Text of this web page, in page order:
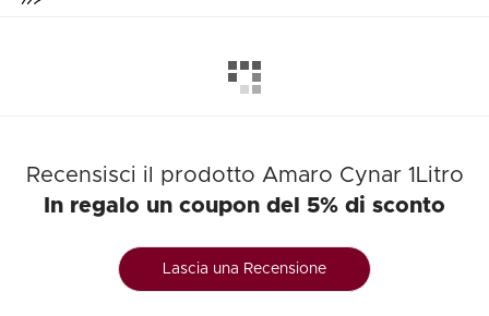
Recensisci il prodotto Amaro Cynar 1Litro
In regalo un coupon del 5% di sconto
Lascia una Recensione